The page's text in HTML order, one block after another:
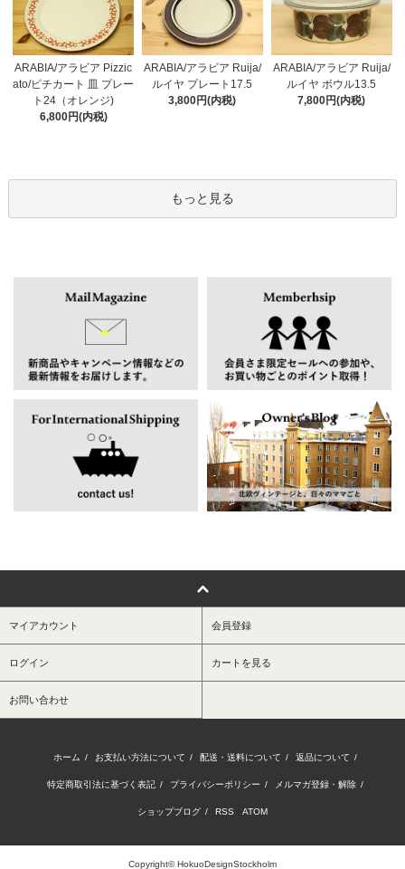
ARABIA/アラビア Pizzic
ato/ピチカート 皿 プレー
ト24（オレンジ)
6,800円(内税)
ARABIA/アラビア Ruija/
ルイヤ プレート17.5
3,800円(内税)
ARABIA/アラビア Ruija/
ルイヤ ボウル13.5
7,800円(内税)
もっと見る
マイアカウント 会員登録
ログイン カートを見る
お問い合わせ
ホーム / お支払い方法について / 配送・送料について / 返品について /
特定商取引法に基づく表記 / プライバシーポリシー / メルマガ登録・解除 /
ショップブログ / RSS ATOM
Copyright© HokuoDesignStockholm